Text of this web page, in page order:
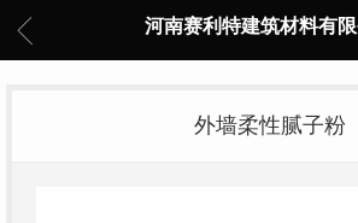
河南赛利特建筑材料有限
外墙柔性腻子粉